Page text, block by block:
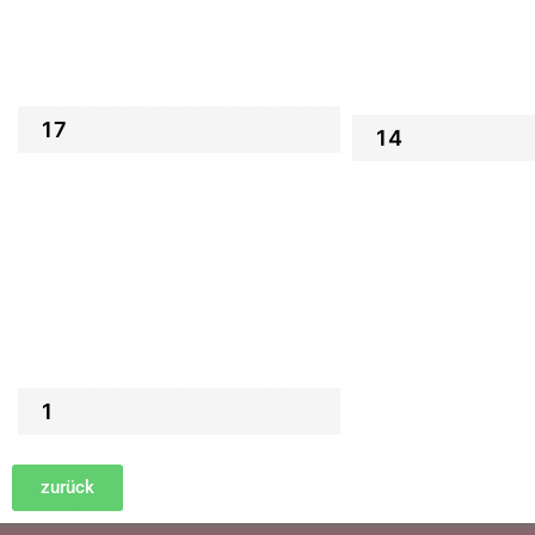
17
1
14
zurück